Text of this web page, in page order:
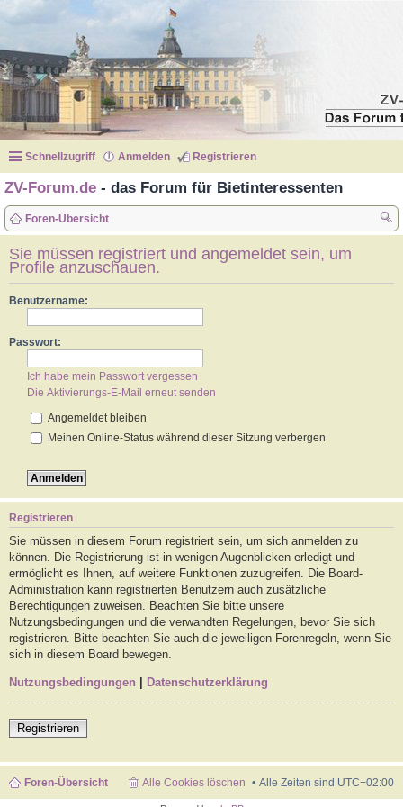
Schnellzugriff Anmelden Registrieren
ZV-Forum.de - das Forum für Bietinteressenten
Foren-Übersicht
Sie müssen registriert und angemeldet sein, um
Profile anzuschauen.
Benutzername:
Passwort:
Ich habe mein Passwort vergessen
Die Aktivierungs-E-Mail erneut senden
Angemeldet bleiben
Meinen Online-Status während dieser Sitzung verbergen
Registrieren
Sie müssen in diesem Forum registriert sein, um sich anmelden zu
können. Die Registrierung ist in wenigen Augenblicken erledigt und
ermöglicht es Ihnen, auf weitere Funktionen zuzugreifen. Die Board-
Administration kann registrierten Benutzern auch zusätzliche
Berechtigungen zuweisen. Beachten Sie bitte unsere
Nutzungsbedingungen und die verwandten Regelungen, bevor Sie sich
registrieren. Bitte beachten Sie auch die jeweiligen Forenregeln, wenn Sie
sich in diesem Board bewegen.
Nutzungsbedingungen Datenschutzerklärung
Registrieren
Foren-Übersicht Alle Zeiten sind UTC+02:00
Alle Cookies löschen